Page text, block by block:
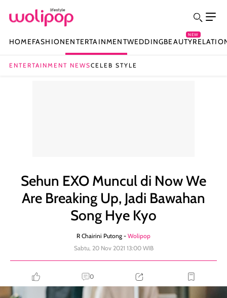
HOMEFASHIONENTERTAINMENTWEDDINGBEAUTY
NEW
ENTERTAINMENT NEWSCELEB STYLE
Sehun EXO Muncul di Now We
Are Breaking Up, Jadi Bawahan
Song Hye Kyo
R Chairini Putong - Wolipop
Sabtu, 20 Nov 2021 13:00 WIB
0